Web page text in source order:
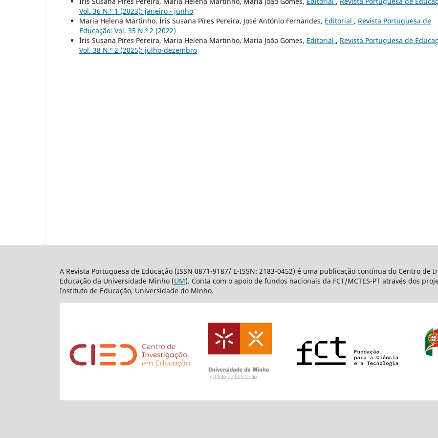
Vol. 36 N.º 1 (2023): janeiro - junho
Maria Helena Martinho, Íris Susana Pires Pereira, José António Fernandes, Editorial , Revista Portuguesa de
Educação: Vol. 35 N.º 2 (2022)
Íris Susana Pires Pereira, Maria Helena Martinho, Maria João Gomes, Editorial , Revista Portuguesa de
Vol. 38 N.º 2 (2025): julho-dezembro
A Revista Portuguesa de Educação (ISSN 0871-9187/ E-ISSN: 2183-0452) é uma publicação contínua do Centro de
Educação da Universidade Minho (UM). Conta com o apoio de fundos nacionais da FCT/MCTES-PT através dos
Instituto de Educação, Universidade do Minho.